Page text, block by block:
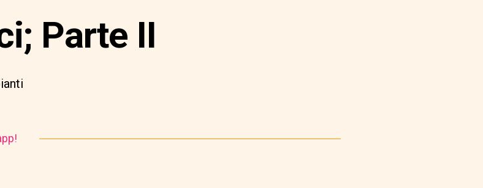
Parte II